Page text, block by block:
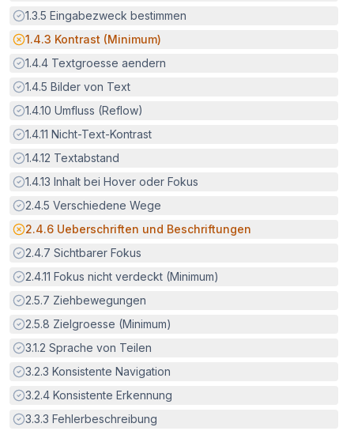
Erfüllt:
1.3.5 Eingabezweck bestimmen
Potenzielle Barriere:
1.4.3 Kontrast (Minimum)
Erfüllt:
1.4.4 Textgroesse aendern
Erfüllt:
1.4.5 Bilder von Text
Erfüllt:
1.4.10 Umfluss (Reflow)
Erfüllt:
1.4.11 Nicht-Text-Kontrast
Erfüllt:
1.4.12 Textabstand
Erfüllt:
1.4.13 Inhalt bei Hover oder Fokus
Erfüllt:
2.4.5 Verschiedene Wege
Potenzielle Barriere:
2.4.6 Ueberschriften und Beschriftungen
Erfüllt:
2.4.7 Sichtbarer Fokus
Erfüllt:
2.4.11 Fokus nicht verdeckt (Minimum)
Erfüllt:
2.5.7 Ziehbewegungen
Erfüllt:
2.5.8 Zielgroesse (Minimum)
Erfüllt:
3.1.2 Sprache von Teilen
Erfüllt:
3.2.3 Konsistente Navigation
Erfüllt:
3.2.4 Konsistente Erkennung
Erfüllt:
3.3.3 Fehlerbeschreibung